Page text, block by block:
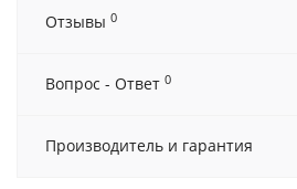
Отзывы 0
Вопрос - Ответ 0
Производитель и гарантия